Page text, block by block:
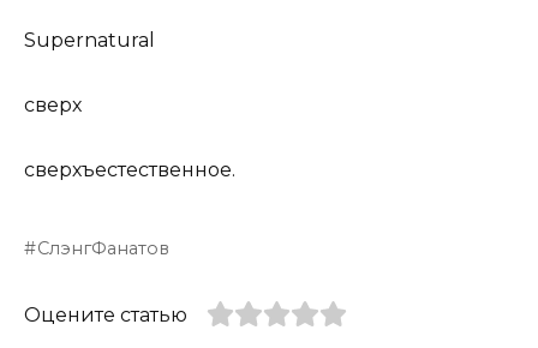
Supernatural
сверх
сверхъестественное.
СлэнгФанатов
Оцените статью